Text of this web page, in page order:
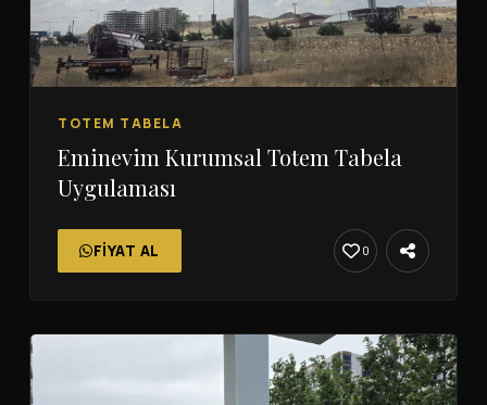
TOTEM TABELA
Eminevim Kurumsal Totem Tabela
Uygulaması
FIYAT AL 0